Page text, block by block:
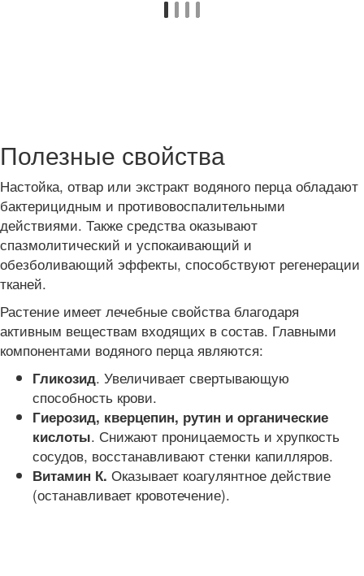
Полезные свойства
Настойка, отвар или экстракт водяного перца обладают
бактерицидным и противовоспалительными
действиями. Также средства оказывают
спазмолитический и успокаивающий и
обезболивающий эффекты, способствуют регенерации
тканей.
Растение имеет лечебные свойства благодаря
активным веществам входящих в состав. Главными
компонентами водяного перца являются:
Гликозид. Увеличивает свертывающую
способность крови.
Гиерозид, кверцепин, рутин и органические
кислоты. Снижают проницаемость и хрупкость
сосудов, восстанавливают стенки капилляров.
Витамин К. Оказывает коагулянтное действие
(останавливает кровотечение).